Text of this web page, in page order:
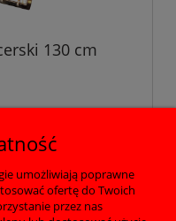
130 cm
umożliwiają poprawne
ofertę do Twoich
przez nas